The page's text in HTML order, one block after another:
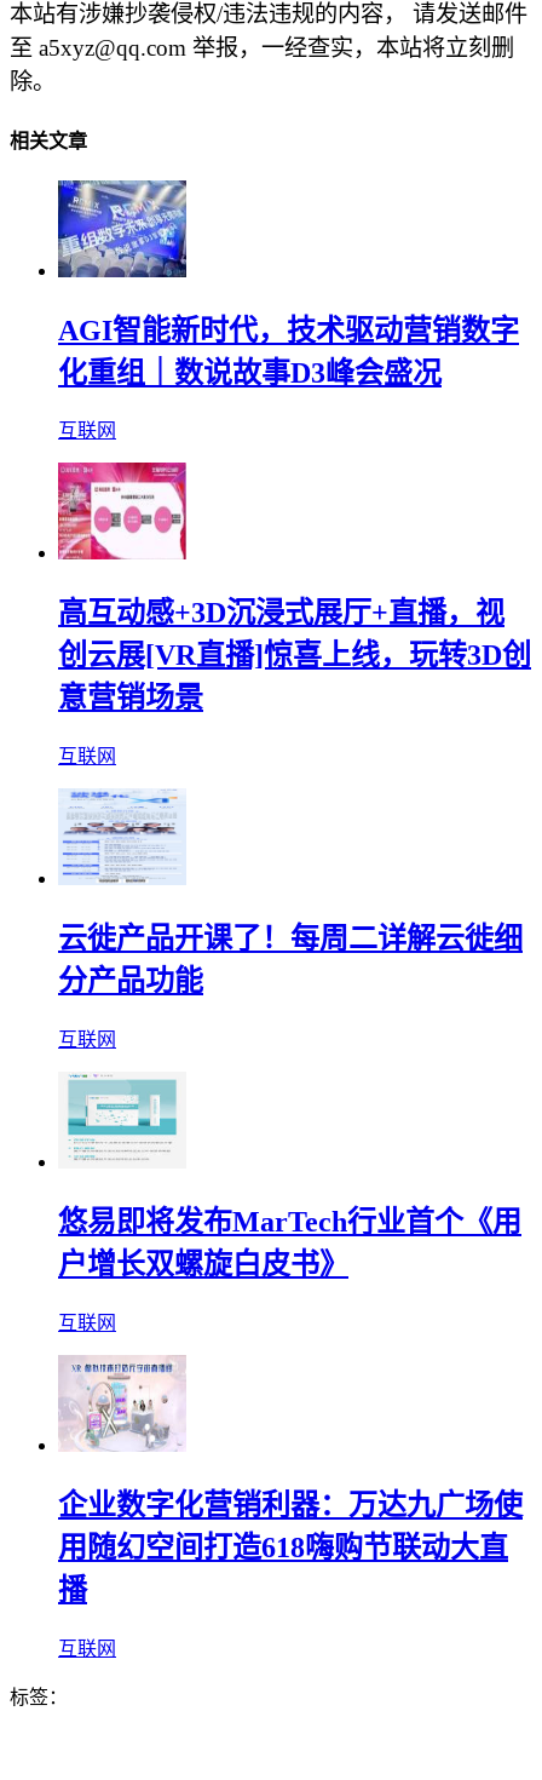
本站有涉嫌抄袭侵权/违法违规的内容， 请发送邮件
至 a5xyz@qq.com 举报，一经查实，本站将立刻删
除。
相关文章
AGI智能新时代，技术驱动营销数字
化重组｜数说故事D3峰会盛况
互联网
高互动感+3D沉浸式展厅+直播，视
创云展[VR直播]惊喜上线，玩转3D创
意营销场景
互联网
云徙产品开课了！每周二详解云徙细
分产品功能
互联网
悠易即将发布MarTech行业首个《用
户增长双螺旋白皮书》
互联网
企业数字化营销利器：万达九广场使
用随幻空间打造618嗨购节联动大直
播
互联网
标签：